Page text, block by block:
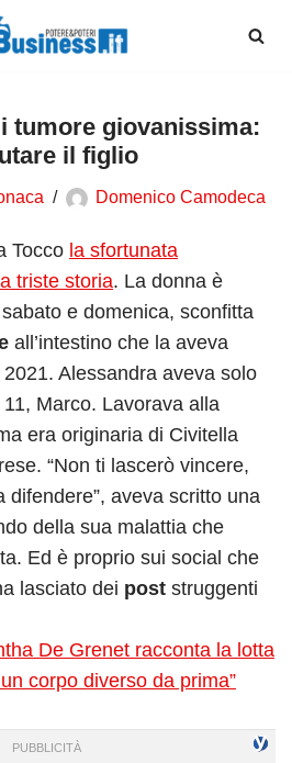
tumore giovanissima:
il figlio
Domenico Camodeca
Tocco la sfortunata
triste storia. La donna è
e domenica, sconfitta
all’intestino che la aveva
Alessandra aveva solo
11, Marco. Lavorava alla
era originaria di Civitella
“Non ti lascerò vincere,
difendere”, aveva scritto una
della sua malattia che
Ed è proprio sui social che
lasciato dei post struggenti
De Grenet racconta la lotta
corpo diverso da prima”